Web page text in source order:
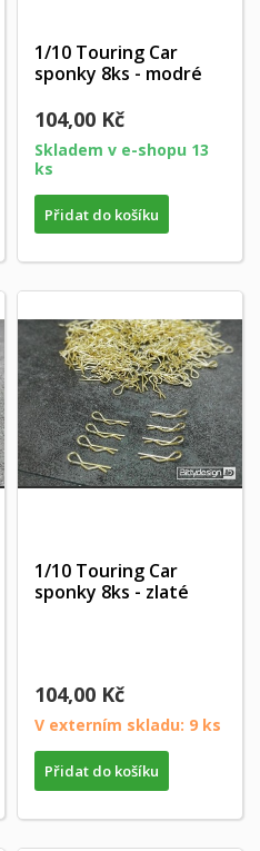
1/10 Touring Car
sponky 8ks - modré
104,00 Kč
Skladem v e-shopu 13
ks
Přidat do košíku
1/10 Touring Car
sponky 8ks - zlaté
104,00 Kč
V externím skladu: 9 ks
Přidat do košíku